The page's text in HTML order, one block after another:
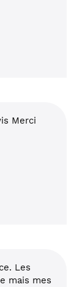
Merci
Les
mais mes